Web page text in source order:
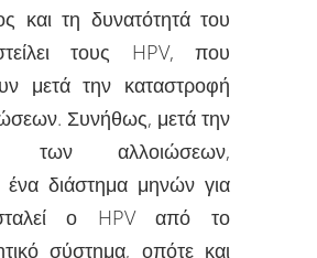
και τη δυνατότητά του
τους HPV, που
μετά την καταστροφή
Συνήθως, μετά την
των αλλοιώσεων,
ένα διάστημα μηνών για
ο HPV από το
σύστημα, οπότε και